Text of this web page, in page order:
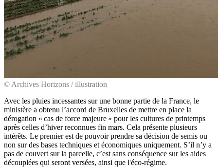
© Archives Horizons / illustration
Avec les pluies incessantes sur une bonne partie de la France, le
ministère a obtenu l’accord de Bruxelles de mettre en place la
dérogation « cas de force majeure » pour les cultures de printemps
après celles d’hiver reconnues fin mars. Cela présente plusieurs
intérêts. Le premier est de pouvoir prendre sa décision de semis ou
non sur des bases techniques et économiques uniquement. S’il n’y a
pas de couvert sur la parcelle, c’est sans conséquence sur les aides
découplées qui seront versées, ainsi que l'éco-régime.